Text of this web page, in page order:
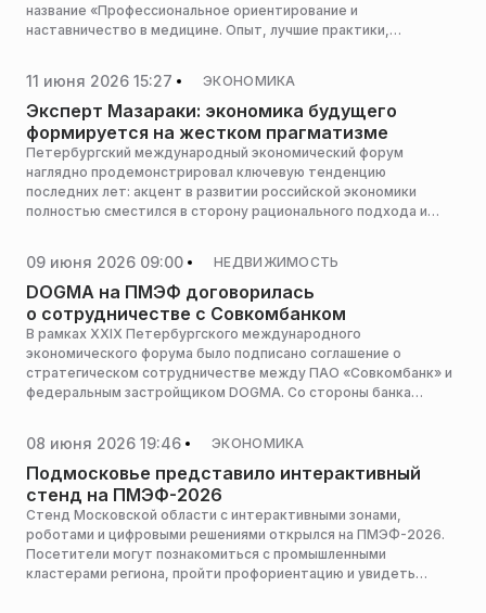
название «Профессиональное ориентирование и
наставничество в медицине. Опыт, лучшие практики,
как важнейших механизмов укрепления кадрового потенциала
отечественного здравоохранения, сообщили организаторы.
11 июня 2026 15:27 ЭКОНОМИКА
Эксперт Мазараки: экономика будущего
формируется на жестком прагматизме
Петербургский международный экономический форум
наглядно продемонстрировал ключевую тенденцию
последних лет: акцент в развитии российской экономики
полностью сместился в сторону рационального подхода и
09 июня 2026 09:00 НЕДВИЖИМОСТЬ
DOGMA на ПМЭФ договорилась
о сотрудничестве с Совкомбанком
В рамках XXIX Петербургского международного
экономического форума было подписано соглашение о
стратегическом сотрудничестве между ПАО «Совкомбанк» и
федеральным застройщиком DOGMA. Со стороны банка
стороны девелопера — президент компании Денис Морозов,
сообщила пресс-служба девелопера.
08 июня 2026 19:46 ЭКОНОМИКА
Подмосковье представило интерактивный
стенд на ПМЭФ-2026
Стенд Московской области с интерактивными зонами,
роботами и цифровыми решениями открылся на ПМЭФ-2026.
Посетители могут познакомиться с промышленными
кластерами региона, пройти профориентацию и увидеть